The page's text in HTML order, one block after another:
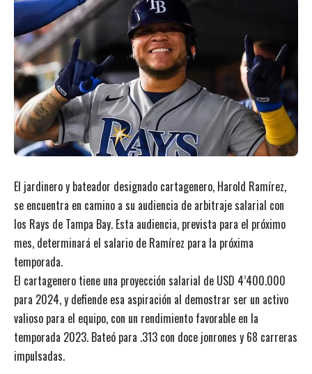
El jardinero y bateador designado cartagenero, Harold Ramírez,
se encuentra en camino a su audiencia de arbitraje salarial con
los Rays de Tampa Bay. Esta audiencia, prevista para el próximo
mes, determinará el salario de Ramírez para la próxima
temporada.
El cartagenero tiene una proyección salarial de USD 4’400.000
para 2024, y defiende esa aspiración al demostrar ser un activo
valioso para el equipo, con un rendimiento favorable en la
temporada 2023. Bateó para .313 con doce jonrones y 68 carreras
impulsadas.